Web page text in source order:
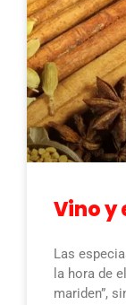
Vino y
Las
la hora de
mariden”,